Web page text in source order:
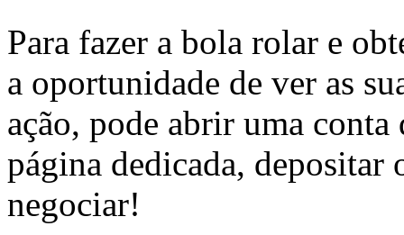
Para fazer a bola rolar e
a oportunidade de ver as
ação, pode abrir uma conta
página dedicada, depositar
negociar!